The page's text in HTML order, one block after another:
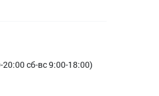
сб-вс 9:00-18:00)